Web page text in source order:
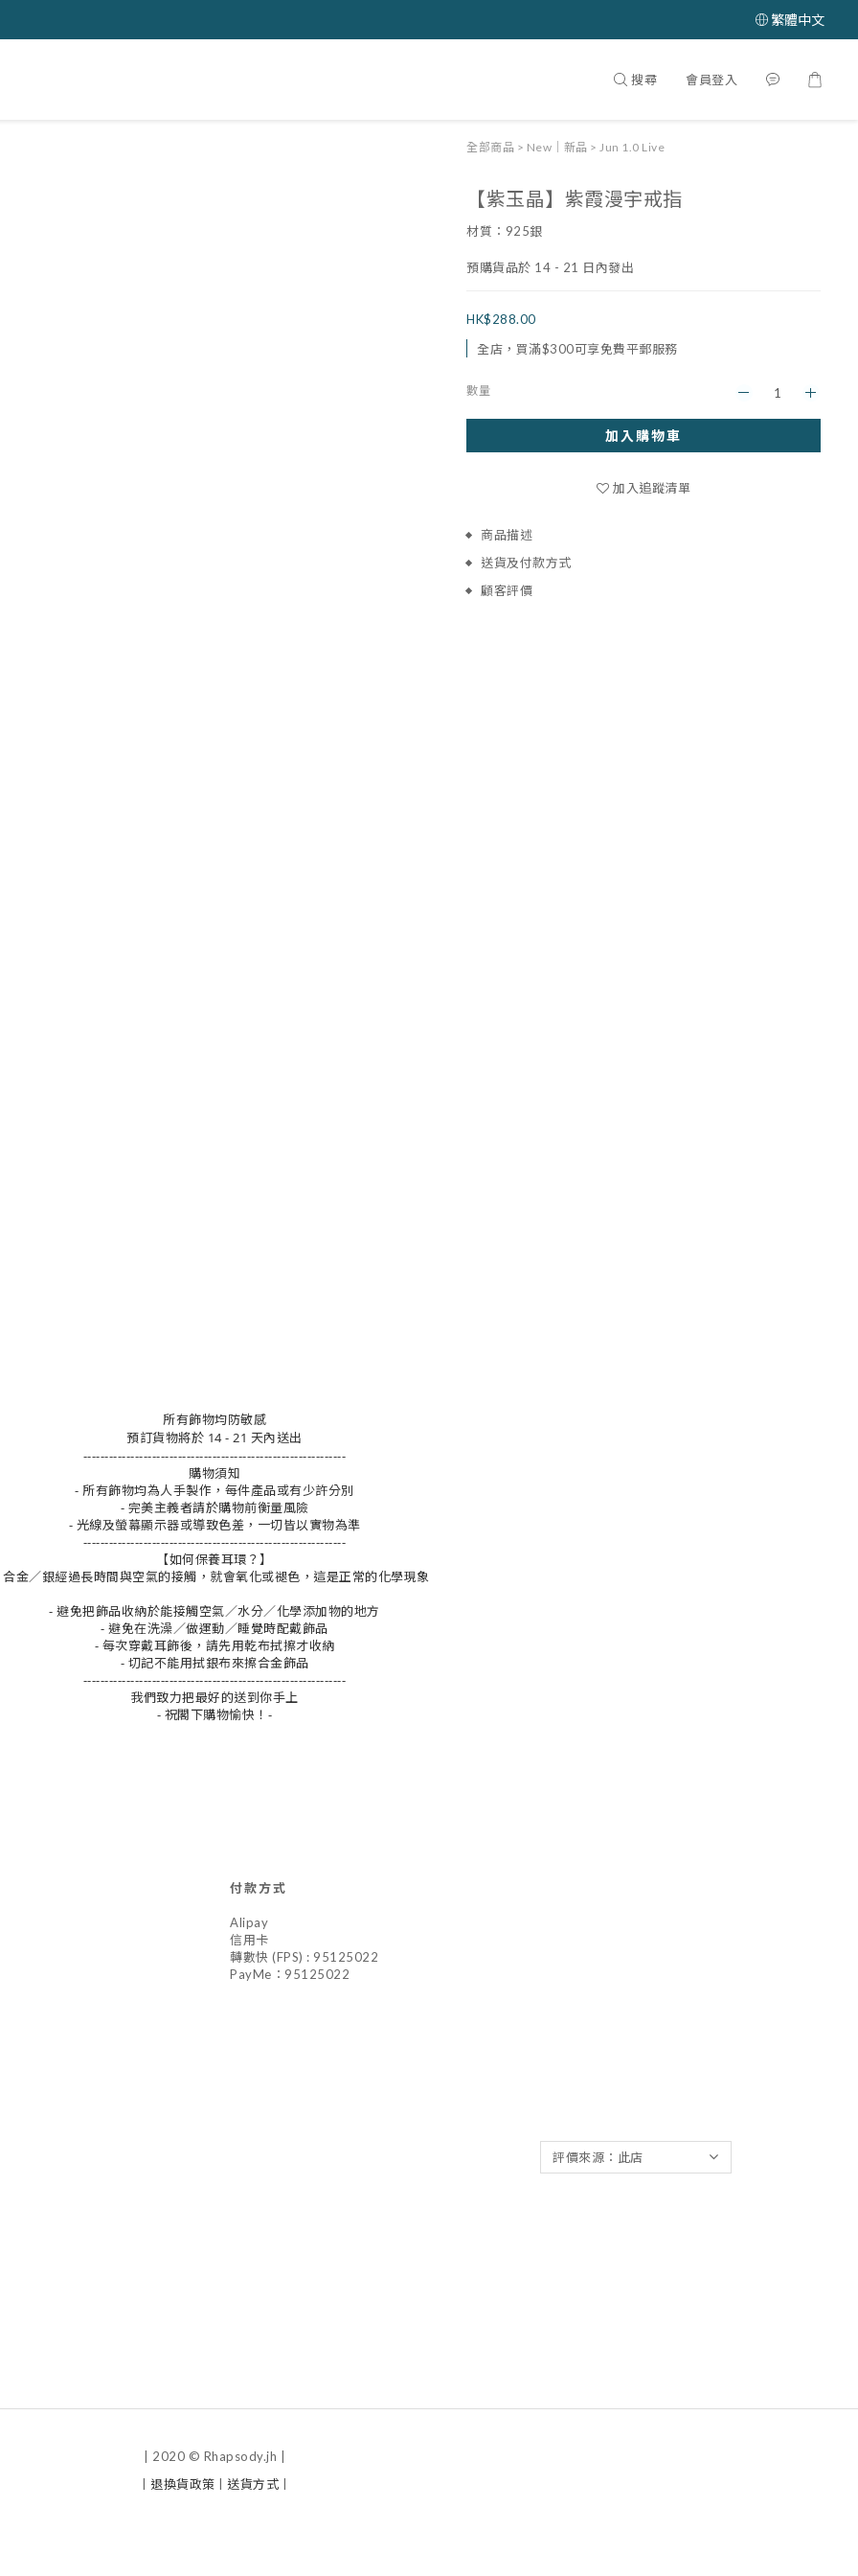
繁體中文
搜尋 會員登入
全部商品 > New｜新品 > Jun 1.0 Live
【紫玉晶】紫霞漫宇戒指
材質：925銀
預購貨品於 14 - 21 日內發出
HK$288.00
全店，買滿$300可享免費平郵服務
數量
加入購物車
加入追蹤清單
商品描述
送貨及付款方式
顧客評價
所有飾物均防敏感
預訂貨物將於 14 - 21 天內送出
-------------------------------------------------------------
購物須知
- 所有飾物均為人手製作，每件產品或有少許分別
- 完美主義者請於購物前衡量風險
- 光線及螢幕顯示器或導致色差，一切皆以實物為準
-------------------------------------------------------------
【如何保養耳環？】
合金／銀經過長時間與空氣的接觸，就會氧化或褪色，這是正常的化學現象
- 避免把飾品收納於能接觸空氣／水分／化學添加物的地方
- 避免在洗澡／做運動／睡覺時配戴飾品
- 每次穿戴耳飾後，請先用乾布拭擦才收納
- 切記不能用拭銀布來擦合金飾品
-------------------------------------------------------------
我們致力把最好的送到你手上
- 祝閣下購物愉快！-
付款方式
Alipay
信用卡
轉數快 (FPS) : 95125022
PayMe：95125022
| 2020 © Rhapsody.jh |
退換貨政策 送貨方式